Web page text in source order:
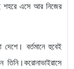
শহরে এসে আর নিজের
দেশে। বর্তমানে হুবেই